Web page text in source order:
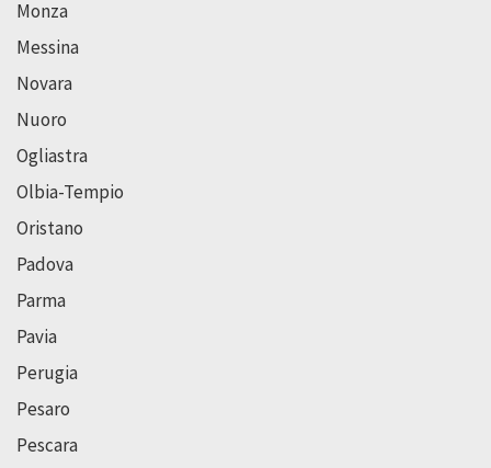
Monza
Messina
Novara
Nuoro
Ogliastra
Olbia-Tempio
Oristano
Padova
Parma
Pavia
Perugia
Pesaro
Pescara